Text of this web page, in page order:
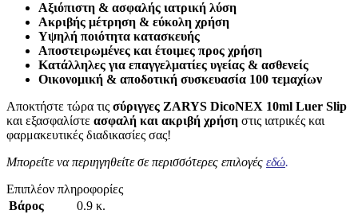
Αξιόπιστη & ασφαλής ιατρική λύση
Ακριβής μέτρηση & εύκολη χρήση
Υψηλή ποιότητα κατασκευής
Αποστειρωμένες και έτοιμες προς χρήση
Κατάλληλες για επαγγελματίες υγείας & ασθενείς
Οικονομική & αποδοτική συσκευασία 100 τεμαχίων
Αποκτήστε τώρα τις σύριγγες ZARYS DicoNEX 10ml Luer Slip
και εξασφαλίστε ασφαλή και ακριβή χρήση στις ιατρικές και
φαρμακευτικές διαδικασίες σας!
Μπορείτε να περιηγηθείτε σε περισσότερες επιλογές εδώ.
Επιπλέον πληροφορίες
Βάρος
0.9 κ.